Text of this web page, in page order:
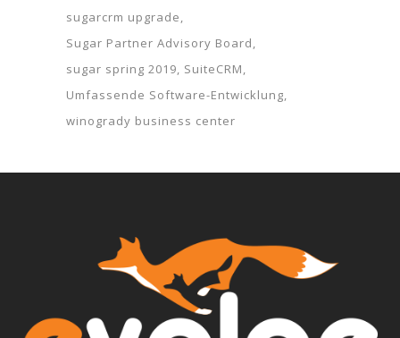
sugarcrm upgrade
Sugar Partner Advisory Board
sugar spring 2019 SuiteCRM
Umfassende Software-Entwicklung
winogrady business center